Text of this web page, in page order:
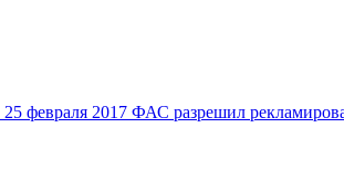
25 февраля 2017 ФАС разрешил